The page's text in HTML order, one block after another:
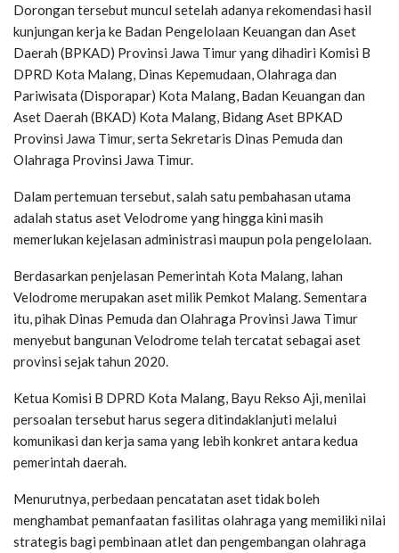
Dorongan tersebut muncul setelah adanya rekomendasi hasil
kunjungan kerja ke Badan Pengelolaan Keuangan dan Aset
Daerah (BPKAD) Provinsi Jawa Timur yang dihadiri Komisi B
DPRD Kota Malang, Dinas Kepemudaan, Olahraga dan
Pariwisata (Disporapar) Kota Malang, Badan Keuangan dan
Aset Daerah (BKAD) Kota Malang, Bidang Aset BPKAD
Provinsi Jawa Timur, serta Sekretaris Dinas Pemuda dan
Olahraga Provinsi Jawa Timur.
Dalam pertemuan tersebut, salah satu pembahasan utama
adalah status aset Velodrome yang hingga kini masih
memerlukan kejelasan administrasi maupun pola pengelolaan.
Berdasarkan penjelasan Pemerintah Kota Malang, lahan
Velodrome merupakan aset milik Pemkot Malang. Sementara
itu, pihak Dinas Pemuda dan Olahraga Provinsi Jawa Timur
menyebut bangunan Velodrome telah tercatat sebagai aset
provinsi sejak tahun 2020.
Ketua Komisi B DPRD Kota Malang, Bayu Rekso Aji, menilai
persoalan tersebut harus segera ditindaklanjuti melalui
komunikasi dan kerja sama yang lebih konkret antara kedua
pemerintah daerah.
Menurutnya, perbedaan pencatatan aset tidak boleh
menghambat pemanfaatan fasilitas olahraga yang memiliki nilai
strategis bagi pembinaan atlet dan pengembangan olahraga